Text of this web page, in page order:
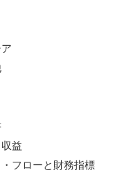
益
フローと財務指標